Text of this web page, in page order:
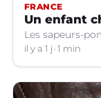
FRANCE
Un enfant
Les sapeurs-
il y a 1 j 1 min